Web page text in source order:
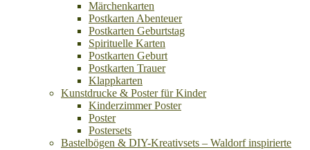
Märchenkarten
Postkarten Abenteuer
Postkarten Geburtstag
Spirituelle Karten
Postkarten Geburt
Postkarten Trauer
Klappkarten
Kunstdrucke & Poster für Kinder
Kinderzimmer Poster
Poster
Postersets
Bastelbögen & DIY-Kreativsets – Waldorf inspirierte